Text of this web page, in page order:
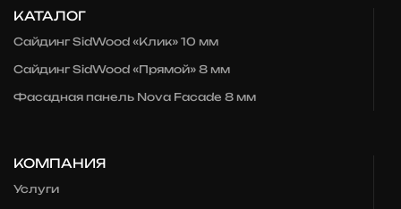
КАТАЛОГ
Сайдинг SidWood «Клик» 10 мм
Сайдинг SidWood «Прямой» 8 мм
Фасадная панель Nova Facade 8 мм
КОМПАНИЯ
Услуги